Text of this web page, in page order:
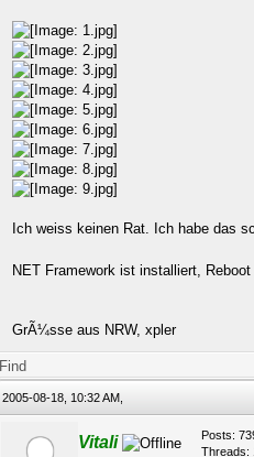
Ich weiss keinen Rat. Ich habe das
NET Framework ist installiert,
GrÃ¼sse aus NRW, xpler
Find
2005-08-18, 10:32 AM,
Vitali
Posts:
Threads: